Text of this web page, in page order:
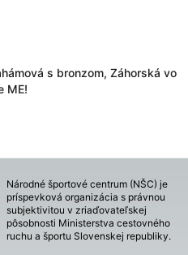
s bronzom, Záhorská vo
ME!
Národné športové centrum (NŠC) je
príspevková organizácia s právnou
subjektivitou v zriaďovateľskej
pôsobnosti Ministerstva cestovného
ruchu a športu Slovenskej republiky.